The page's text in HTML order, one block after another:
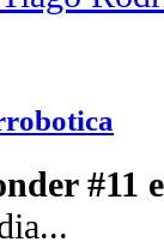
#11